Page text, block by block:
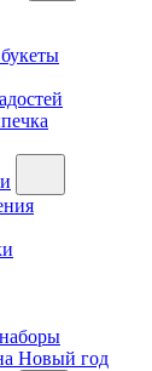
Новый год